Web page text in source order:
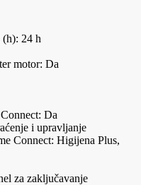
24 h
motor: Da
Da
i upravljanje
Connect: Higijena Plus,
za zaključavanje